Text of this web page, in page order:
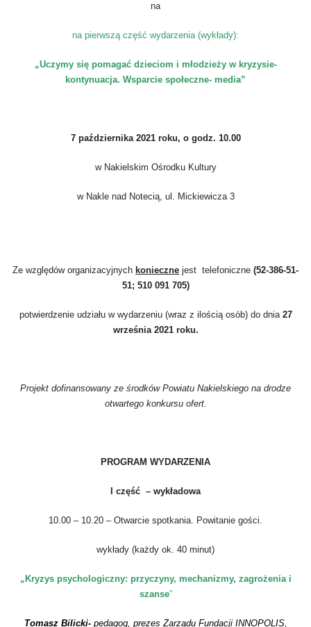
na
na pierwszą część wydarzenia (wykłady):
„Uczymy się pomagać dzieciom i młodzieży w kryzysie-
kontynuacja. Wsparcie społeczne- media”
7 października 2021 roku, o godz. 10.00
w Nakielskim Ośrodku Kultury
w Nakle nad Notecią, ul. Mickiewicza 3
Ze względów organizacyjnych konieczne jest telefoniczne (52-386-51-
51; 510 091 705)
potwierdzenie udziału w wydarzeniu (wraz z ilością osób) do dnia 27
września 2021 roku.
Projekt dofinansowany ze środków Powiatu Nakielskiego na drodze
otwartego konkursu ofert.
PROGRAM WYDARZENIA
I część – wykładowa
10.00 – 10.20 – Otwarcie spotkania. Powitanie gości.
wykłady (każdy ok. 40 minut)
„Kryzys psychologiczny: przyczyny, mechanizmy, zagrożenia i
szanse”
Tomasz Bilicki- pedagog, prezes Zarządu Fundacji INNOPOLIS,